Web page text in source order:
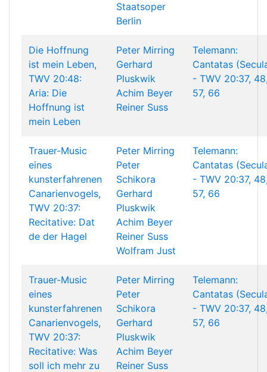
Staatsoper
Berlin
Die Hoffnung
ist mein Leben,
TWV 20:48:
Aria: Die
Hoffnung ist
mein Leben
Peter Mirring
Gerhard
Pluskwik
Achim Beyer
Reiner Suss
Telemann:
Cantatas
- TWV 20:37,
57, 66
Trauer-Music
eines
kunsterfahrenen
Canarienvogels,
TWV 20:37:
Recitative: Dat
de der Hagel
Peter Mirring
Peter
Schikora
Gerhard
Pluskwik
Achim Beyer
Reiner Suss
Wolfram Just
Telemann:
Cantatas
- TWV 20:37,
57, 66
Trauer-Music
eines
kunsterfahrenen
Canarienvogels,
TWV 20:37:
Recitative: Was
soll ich mehr zu
Peter Mirring
Peter
Schikora
Gerhard
Pluskwik
Achim Beyer
Reiner Suss
Telemann:
Cantatas
- TWV 20:37,
57, 66